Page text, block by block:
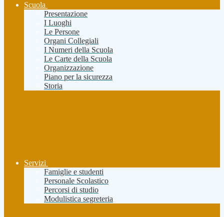
Scuola
Presentazione
I Luoghi
Le Persone
Organi Collegiali
I Numeri della Scuola
Le Carte della Scuola
Organizzazione
Piano per la sicurezza
Storia
Servizi
Famiglie e studenti
Personale Scolastico
Percorsi di studio
Modulistica segreteria